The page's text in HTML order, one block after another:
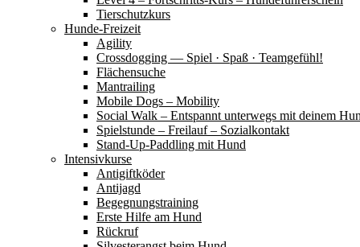
Tierschutzkurs
Hunde-Freizeit
Agility
Crossdogging — Spiel · Spaß · Teamgefühl!
Flächensuche
Mantrailing
Mobile Dogs – Mobility
Social Walk – Entspannt unterwegs mit deinem
Spielstunde – Freilauf – Sozialkontakt
Stand-Up-Paddling mit Hund
Intensivkurse
Antigiftköder
Antijagd
Begegnungstraining
Erste Hilfe am Hund
Rückruf